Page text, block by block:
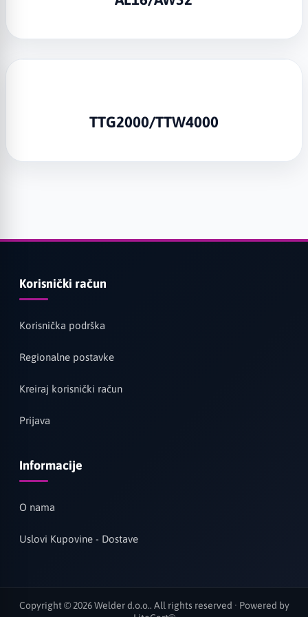
TTG2000/TTW4000
Korisnički račun
Korisnička podrška
Regionalne postavke
Kreiraj korisnički račun
Prijava
Informacije
O nama
Uslovi Kupovine - Dostave
Copyright © 2026 Welder d.o.o.. All rights reserved · Powered by